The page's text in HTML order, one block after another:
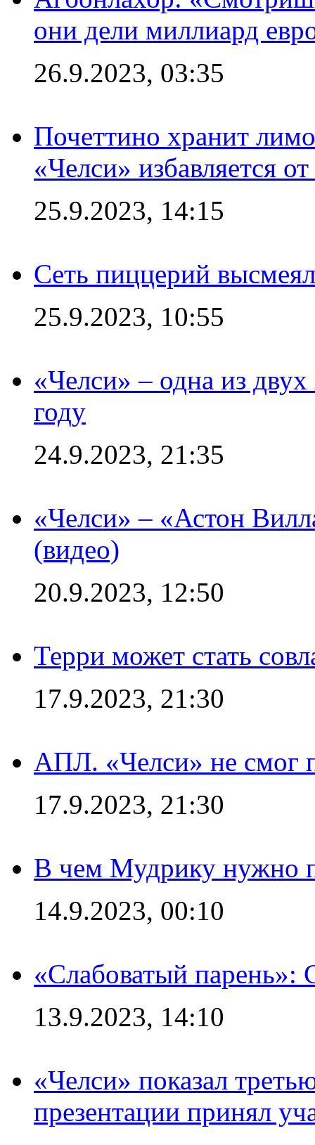
они дели миллиард
26.9.2023, 03:35
Почеттино хранит
«Челси» избавляется
25.9.2023, 14:15
Сеть пиццерий
25.9.2023, 10:55
«Челси» – одна из
году
24.9.2023, 21:35
«Челси» – «Астон
(видео)
20.9.2023, 12:50
Терри может стать
17.9.2023, 21:30
АПЛ. «Челси» не смог
17.9.2023, 21:30
В чем Мудрику нужно
14.9.2023, 00:10
«Слабоватый парень»:
13.9.2023, 14:10
«Челси» показал
презентации принял